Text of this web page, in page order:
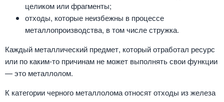
целиком или фрагменты;
отходы, которые неизбежны в процессе
металлопроизводства, в том числе стружка.
Каждый металлический предмет, который отработал ресурс
или по каким-то причинам не может выполнять свои функции
— это металлолом.
К категории черного металлолома относят отходы из железа